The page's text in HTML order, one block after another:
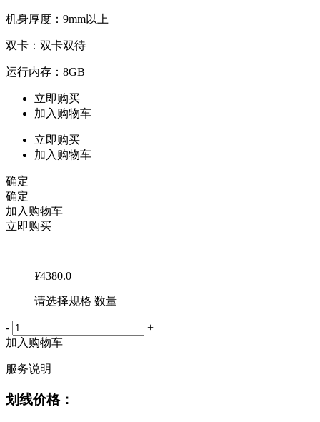
机身厚度：9mm以上
双卡：双卡双待
运行内存：8GB
立即购买
加入购物车
立即购买
加入购物车
确定
确定
加入购物车
立即购买
¥4380.0
请选择规格 数量
-
+
加入购物车
服务说明
划线价格：